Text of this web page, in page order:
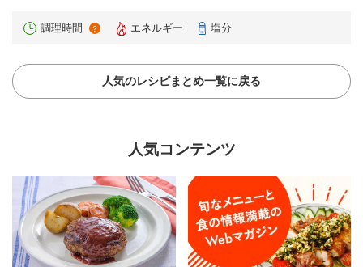
調理時間 ？ エネルギー 塩分
人気のレシピまとめ一覧に戻る
人気コンテンツ